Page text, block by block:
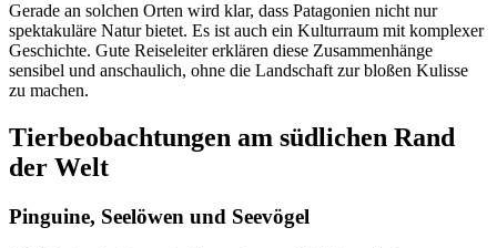
Gerade an solchen Orten wird klar, dass Patagonien nicht nur
spektakuläre Natur bietet. Es ist auch ein Kulturraum mit komplexer
Geschichte. Gute Reiseleiter erklären diese Zusammenhänge
sensibel und anschaulich, ohne die Landschaft zur bloßen Kulisse
zu machen.
Tierbeobachtungen am südlichen Rand
der Welt
Pinguine, Seelöwen und Seevögel